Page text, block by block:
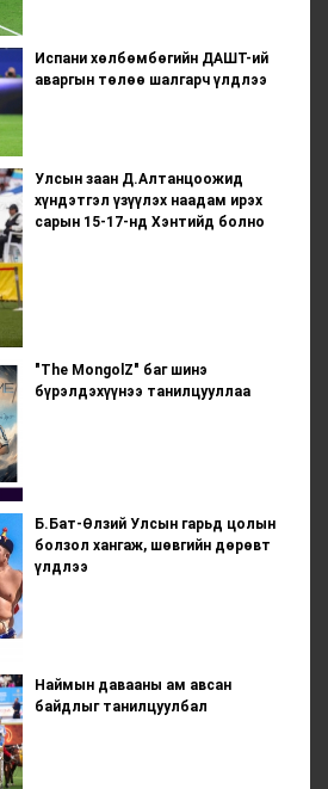
Испани хөлбөмбөгийн ДАШТ-ий
аваргын төлөө шалгарч үлдлээ
Улсын заан Д.Алтанцоожид
хүндэтгэл үзүүлэх наадам ирэх
сарын 15-17-нд Хэнтийд болно
"The MongolZ" баг шинэ
бүрэлдэхүүнээ танилцууллаа
Б.Бат-Өлзий Улсын гарьд цолын
болзол хангаж, шөвгийн дөрөвт
үлдлээ
Наймын давааны ам авсан
байдлыг танилцуулбал